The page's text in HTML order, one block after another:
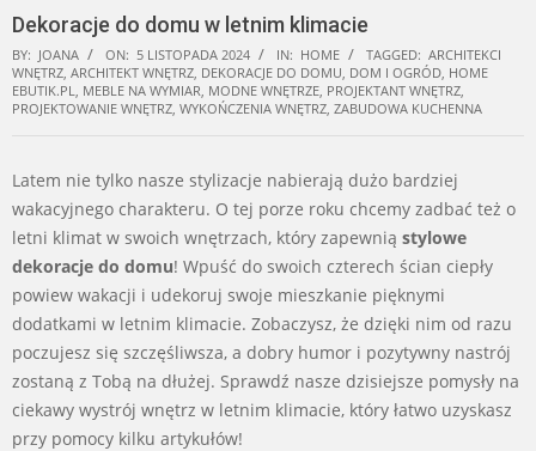
Dekoracje do domu w letnim klimacie
BY: JOANA ON: 5 LISTOPADA 2024 IN: HOME TAGGED: ARCHITEKCI
WNĘTRZ ARCHITEKT WNĘTRZ DEKORACJE DO DOMU DOM I OGRÓD HOME
EBUTIK.PL
MEBLE NA WYMIAR MODNE WNĘTRZE PROJEKTANT WNĘTRZ
PROJEKTOWANIE WNĘTRZ WYKOŃCZENIA WNĘTRZ ZABUDOWA KUCHENNA
Latem nie tylko nasze stylizacje nabierają dużo bardziej
wakacyjnego charakteru. O tej porze roku chcemy zadbać też o
letni klimat w swoich wnętrzach, który zapewnią stylowe
dekoracje do domu! Wpuść do swoich czterech ścian ciepły
powiew wakacji i udekoruj swoje mieszkanie pięknymi
dodatkami w letnim klimacie. Zobaczysz, że dzięki nim od razu
poczujesz się szczęśliwsza, a dobry humor i pozytywny nastrój
zostaną z Tobą na dłużej. Sprawdź nasze dzisiejsze pomysły na
ciekawy wystrój wnętrz w letnim klimacie, który łatwo uzyskasz
przy pomocy kilku artykułów!